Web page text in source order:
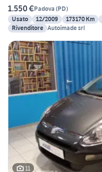
1.550 €Padova (PD)
Usato
12/2009 173170 Km
Rivenditore Autoimade srl
11